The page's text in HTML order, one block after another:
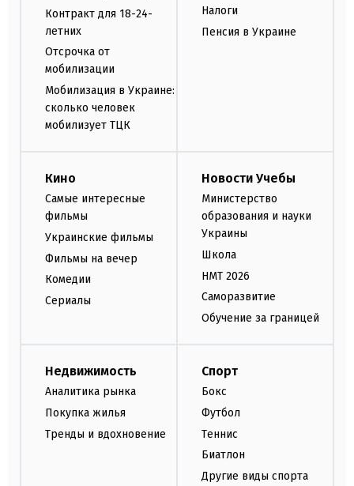
Контракт для 18-24-
летних
Отсрочка от
мобилизации
Мобилизация в Украине:
сколько человек
мобилизует ТЦК
Налоги
Пенсия в Украине
Кино
Самые интересные
фильмы
Украинские фильмы
Фильмы на вечер
Комедии
Сериалы
Новости Учебы
Министерство
образования и науки
Украины
Школа
НМТ 2026
Саморазвитие
Обучение за границей
Недвижимость
Аналитика рынка
Покупка жилья
Тренды и вдохновение
Спорт
Бокс
Футбол
Теннис
Биатлон
Другие виды спорта